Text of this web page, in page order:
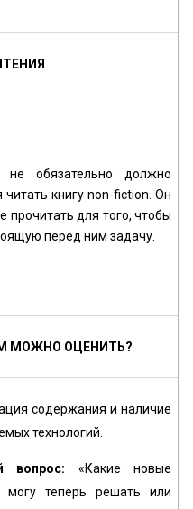
не обязательно должно
читать книгу non-fiction. Он
прочитать для того, чтобы
перед ним задачу.
МОЖНО ОЦЕНИТЬ?
содержания и наличие
технологий.
вопрос: «Какие новые
могу теперь решать или